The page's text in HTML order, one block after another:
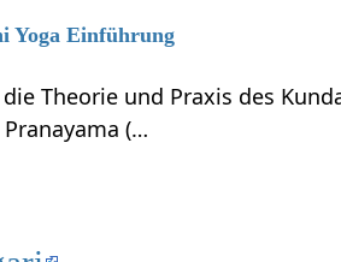
Yoga Einführung
Theorie und Praxis des
(…